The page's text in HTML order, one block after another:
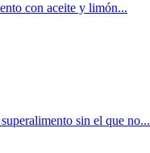
con aceite y limón...
sin el que no...